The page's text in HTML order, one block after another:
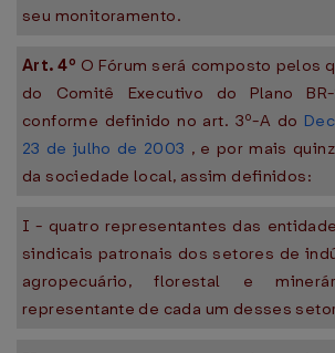
seu monitoramento.
Art. 4º O Fórum será composto pelos
do Comitê Executivo do Plano BR-
conforme definido no art. 3º-A do
23 de julho de 2003 , e por mais
da sociedade local, assim definidos:
I - quatro representantes das
sindicais patronais dos setores de
agropecuário, florestal e
representante de cada um desses